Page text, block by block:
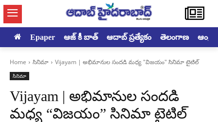
Epaper ఆజ్ కీ బాత్ ఆదాబ్ ప్రత్యేకం తెలంగాణ
Home సినిమా Vijayam | అభిమానుల సందడి మధ్య "విజయం" సినిమా టైటిల్
సినిమా
Vijayam | అభిమానుల సందడి
మధ్య “విజయం” సినిమా టైటిల్